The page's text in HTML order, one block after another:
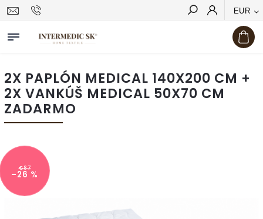
EUR
Hľadať
2X PAPLÓN MEDICAL 140X200 CM +
2X VANKÚŠ MEDICAL 50X70 CM
ZADARMO
€87
–26 %